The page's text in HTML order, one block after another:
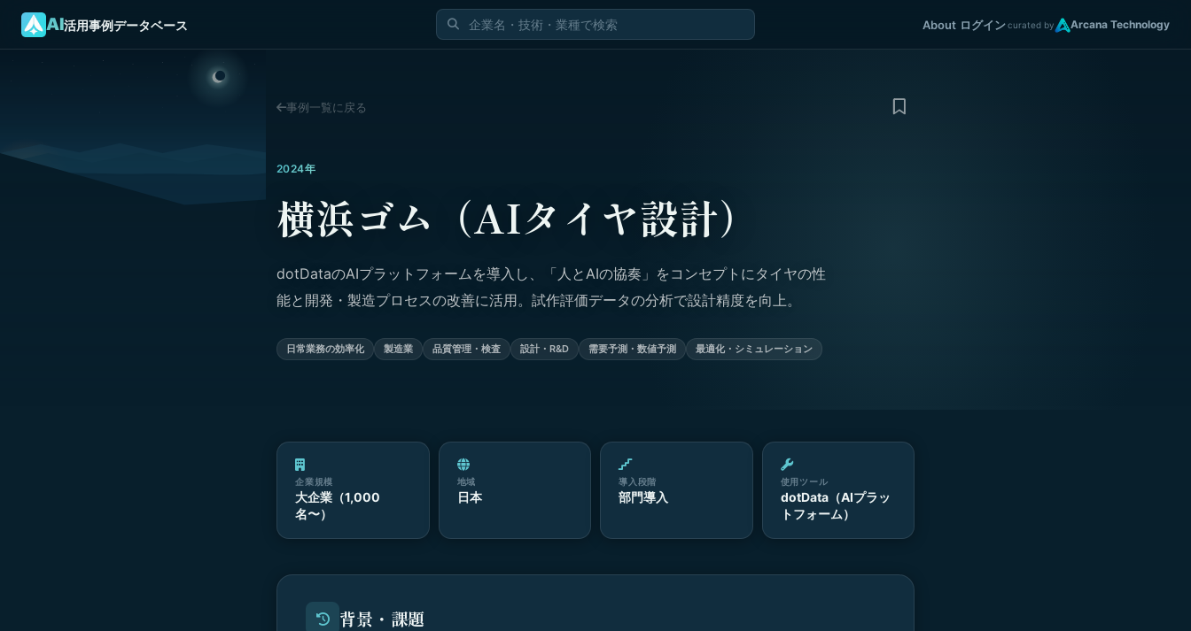
AI活用事例データベース About ログインcurated by Arcana Technology
事例一覧に戻る
2024年
横浜ゴム（AIタイヤ設計）
dotDataのAIプラットフォームを導入し、「人とAIの協奏」をコンセプトにタイヤの性
能と開発・製造プロセスの改善に活用。試作評価データの分析で設計精度を向上。
日常業務の効率化 製造業 品質管理・検査 設計・R&D 需要予測・数値予測 最適化・シミュレーション
企業規模
大企業（1,000
名〜）
地域
日本
導入段階
部門導入
使用ツール
dotData（AIプラッ
トフォーム）
背景・課題